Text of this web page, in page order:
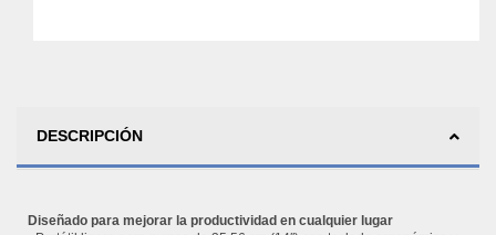
DESCRIPCIÓN
Diseñado para mejorar la productividad en cualquier lugar